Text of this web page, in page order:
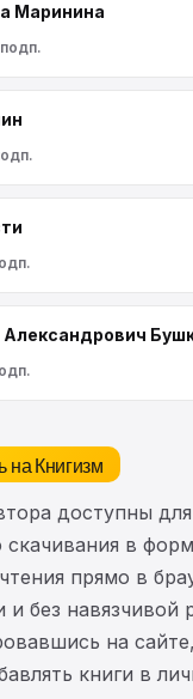
Маринина
подп.
на Книгизм
доступны для
скачивания в
прямо в
и без навязчивой
на
книги в